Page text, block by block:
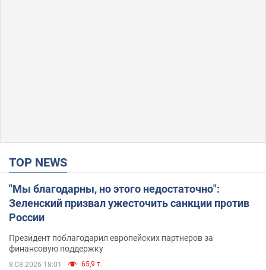
TOP NEWS
"Мы благодарны, но этого недостаточно":
Зеленский призвал ужесточить санкции против
России
Президент поблагодарил европейских партнеров за
финансовую поддержку
8.08.2026 18:01 65,9 т.